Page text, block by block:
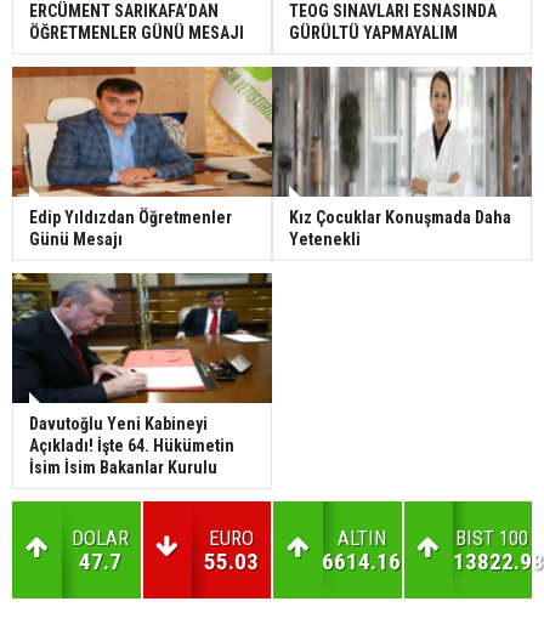
ERCÜMENT SARIKAFA’DAN
ÖĞRETMENLER GÜNÜ MESAJI
TEOG SINAVLARI ESNASINDA
GÜRÜLTÜ YAPMAYALIM
Edip Yıldızdan Öğretmenler
Günü Mesajı
Kız Çocuklar Konuşmada Daha
Yetenekli
Davutoğlu Yeni Kabineyi
Açıkladı! İşte 64. Hükümetin
İsim İsim Bakanlar Kurulu
DOLAR
47.7
EURO
55.03
ALTIN
6614.16
BIST 100
13822.98